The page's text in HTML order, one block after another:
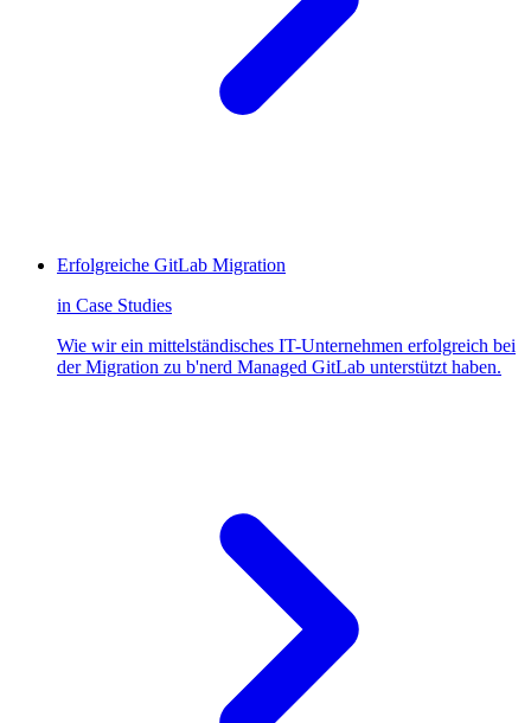
Erfolgreiche GitLab Migration
in Case Studies
Wie wir ein mittelständisches IT-Unternehmen erfolgreich bei
der Migration zu b'nerd Managed GitLab unterstützt haben.